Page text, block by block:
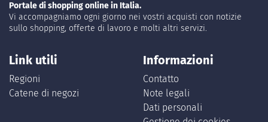
Portale di shopping online in Italia.
Vi accompagniamo ogni giorno nei vostri acquisti con notizie
sullo shopping, offerte di lavoro e molti altri servizi.
Link utili
Regioni
Catene di negozi
Informazioni
Contatto
Note legali
Dati personali